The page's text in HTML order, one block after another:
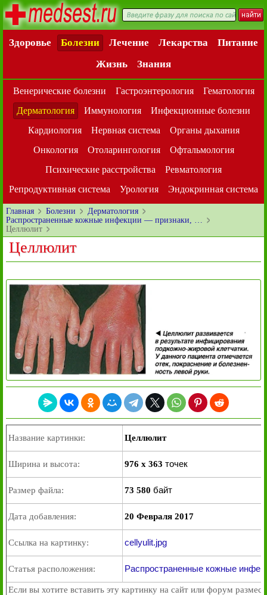
Здоровье Болезни Лечение Лекарства
Питание
Жизнь
Знания
Венерические болезни Гастроэнтерология
Гематология
Дерматология
Иммунология
Инфекционные болезни
Кардиология
Нервная система
Органы дыхания
Онкология
Отоларингология
Офтальмология
Психические расстройства
Ревматология
Репродуктивная система
Урология Эндокринная система
Главная Болезни
Дерматология
Распространенные кожные инфекции — признаки, …
Целлюлит
Целлюлит
Название картинки: Целлюлит
Ширина и высота: 976 x 363 точек
Размер файла: 73 580 байт
Дата добавления: 20 Февраля 2017
Ссылка на картинку: cellyulit.jpg
Статья расположения: Распространенные кожные
Если вы хотите вставить эту картинку на сайт или форум